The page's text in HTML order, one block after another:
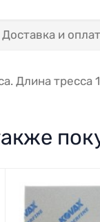
Доставка и
Длина тресса